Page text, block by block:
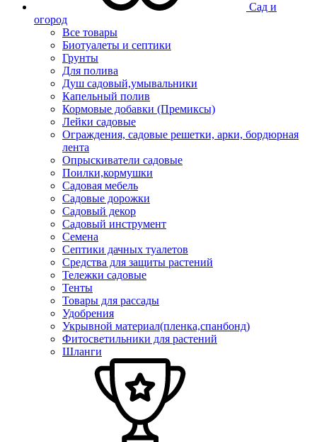
Сад и
огород
Все товары
Биотуалеты и септики
Грунты
Для полива
Душ садовый,умывальники
Капельный полив
Кормовые добавки (Премиксы)
Лейки садовые
Ограждения, садовые решетки, арки, бордюрная
лента
Опрыскиватели садовые
Поилки,кормушки
Садовая мебель
Садовые дорожки
Садовый декор
Садовый инструмент
Семена
Септики дачных туалетов
Средства для защиты растений
Тележки садовые
Тенты
Товары для рассады
Удобрения
Укрывной материал(пленка,спанбонд)
Фитосветильники для растений
Шланги